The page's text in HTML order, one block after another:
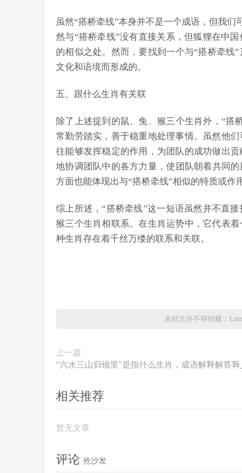
虽然“搭桥牵线”本身并不是一个成语，但我
然与“搭桥牵线”没有直接关系，但狐狸在中
的相似之处。然而，要找到一个与“搭桥牵线
文化和语境而形成的。
五、跟什么生肖有关联
除了上述提到的鼠、兔、猴三个生肖外，“搭
常勤劳踏实，善于稳重地处理事情。虽然他
往能够发挥稳定的作用，为团队的成功做出
地协调团队中的各方力量，使团队朝着共同
方面也能体现出与“搭桥牵线”相似的特质或作
综上所述，“搭桥牵线”这一短语虽然并不直
猴三个生肖相联系。在生肖运势中，它代表
种生肖存在着千丝万缕的联系和关联。
未经允许不得转载：
上一篇
“六水三山归镜里”是指什么生肖，成语解释解答释
相关推荐
暂无文章
评论 抢沙发